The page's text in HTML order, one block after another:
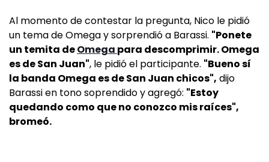
Al momento de contestar la pregunta, Nico le pidió
un tema de Omega y sorprendió a Barassi. "Ponete
un temita deOmega para descomprimir. Omega
es de San Juan", le pidió el participante. "Bueno sí
la banda Omega es de San Juan chicos", dijo
Barassi en tono soprendido y agregó: "Estoy
quedando como que no conozco mis raíces",
bromeó.